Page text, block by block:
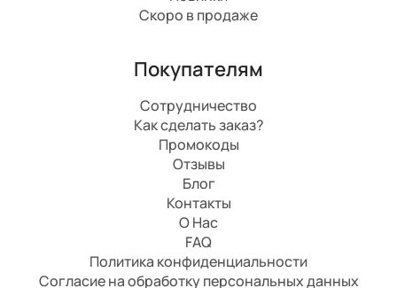
Скоро в продаже
Покупателям
Сотрудничество
Как сделать заказ?
Промокоды
Отзывы
Блог
Контакты
О Нас
FAQ
Политика конфиденциальности
Согласие на обработку персональных данных